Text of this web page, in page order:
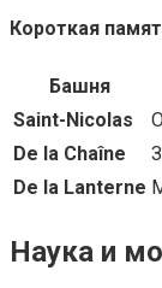
Короткая
Башня
Saint-Nicolas
De la Chaîne
De la Lanterne
Наука и